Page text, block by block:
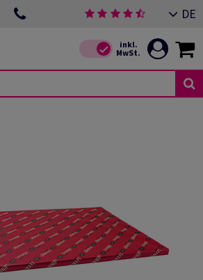
DE